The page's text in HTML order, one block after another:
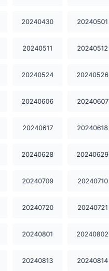
20240430 20240501
20240511 20240512
20240524 20240526
20240606 20240607
20240617 20240618
20240628 20240629
20240709 20240710
20240720 20240721
20240801 20240802
20240813 20240814